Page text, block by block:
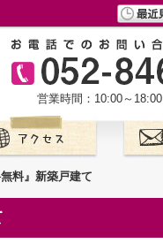
営業時間：10:00～18:00
料』新築戸建て